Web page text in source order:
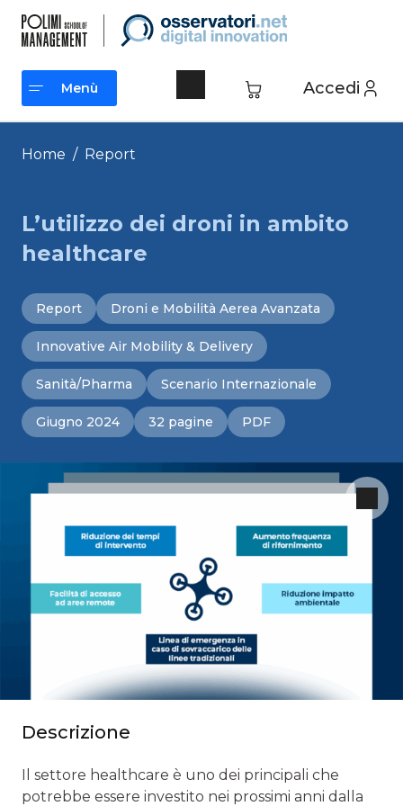
contenuto
Accedi
Menù
Menù
Home / Report
L’utilizzo dei droni in ambito
healthcare
Report Droni e Mobilità Aerea Avanzata
Innovative Air Mobility & Delivery
Sanità/Pharma Scenario Internazionale
Giugno 2024 32 pagine PDF
Descrizione
Il settore healthcare è uno dei principali che
potrebbe essere investito nei prossimi anni dalla